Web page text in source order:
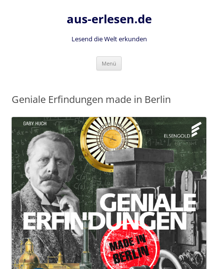
aus-erlesen.de
Lesend die Welt erkunden
Menü
Geniale Erfindungen made in Berlin